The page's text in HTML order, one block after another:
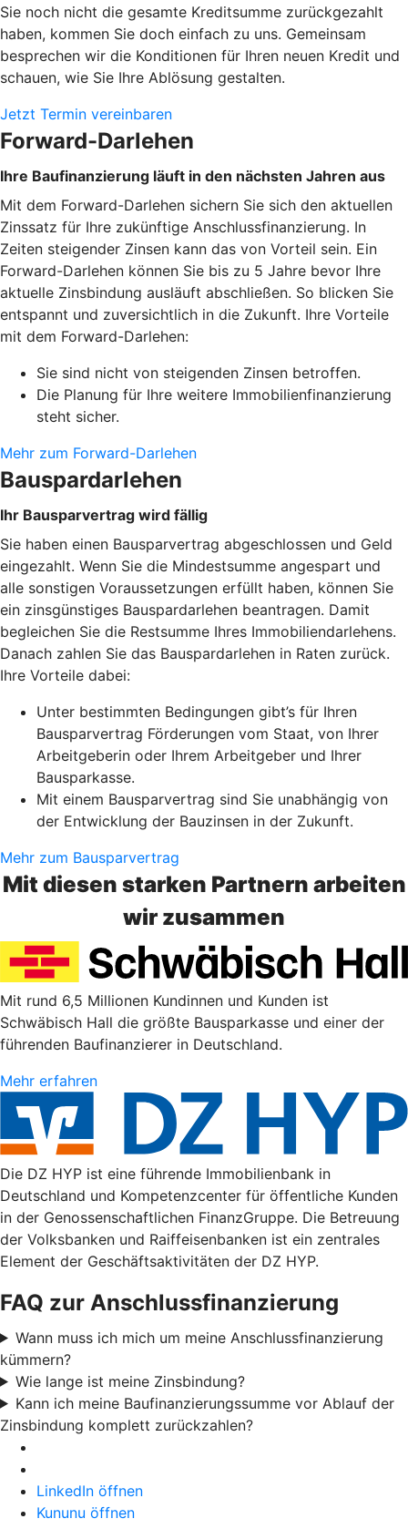
Sie noch nicht die gesamte Kreditsumme zurückgezahlt
haben, kommen Sie doch einfach zu uns. Gemeinsam
besprechen wir die Konditionen für Ihren neuen Kredit und
schauen, wie Sie Ihre Ablösung gestalten.
Jetzt Termin vereinbaren
Forward-Darlehen
Ihre Baufinanzierung läuft in den nächsten Jahren aus
Mit dem Forward-Darlehen sichern Sie sich den aktuellen
Zinssatz für Ihre zukünftige Anschlussfinanzierung. In
Zeiten steigender Zinsen kann das von Vorteil sein. Ein
Forward-Darlehen können Sie bis zu 5 Jahre bevor Ihre
aktuelle Zinsbindung ausläuft abschließen. So blicken Sie
entspannt und zuversichtlich in die Zukunft. Ihre Vorteile
mit dem Forward-Darlehen:
Sie sind nicht von steigenden Zinsen betroffen.
Die Planung für Ihre weitere Immobilienfinanzierung
steht sicher.
Mehr zum Forward-Darlehen
Bauspardarlehen
Ihr Bausparvertrag wird fällig
Sie haben einen Bausparvertrag abgeschlossen und Geld
eingezahlt. Wenn Sie die Mindestsumme angespart und
alle sonstigen Voraussetzungen erfüllt haben, können Sie
ein zinsgünstiges Bauspardarlehen beantragen. Damit
begleichen Sie die Restsumme Ihres Immobiliendarlehens.
Danach zahlen Sie das Bauspardarlehen in Raten zurück.
Ihre Vorteile dabei:
Unter bestimmten Bedingungen gibt’s für Ihren
Bausparvertrag Förderungen vom Staat, von Ihrer
Arbeitgeberin oder Ihrem Arbeitgeber und Ihrer
Bausparkasse.
Mit einem Bausparvertrag sind Sie unabhängig von
der Entwicklung der Bauzinsen in der Zukunft.
Mehr zum Bausparvertrag
Mit diesen starken Partnern arbeiten
wir zusammen
Mit rund 6,5 Millionen Kundinnen und Kunden ist
Schwäbisch Hall die größte Bausparkasse und einer der
führenden Baufinanzierer in Deutschland.
Mehr erfahren
Die DZ HYP ist eine führende Immobilienbank in
Deutschland und Kompetenzcenter für öffentliche Kunden
in der Genossenschaftlichen FinanzGruppe. Die Betreuung
der Volksbanken und Raiffeisenbanken ist ein zentrales
Element der Geschäftsaktivitäten der DZ HYP.
FAQ zur Anschlussfinanzierung
Wann muss ich mich um meine Anschlussfinanzierung
kümmern?
Wie lange ist meine Zinsbindung?
Kann ich meine Baufinanzierungssumme vor Ablauf der
Zinsbindung komplett zurückzahlen?
LinkedIn öffnen
Kununu öffnen